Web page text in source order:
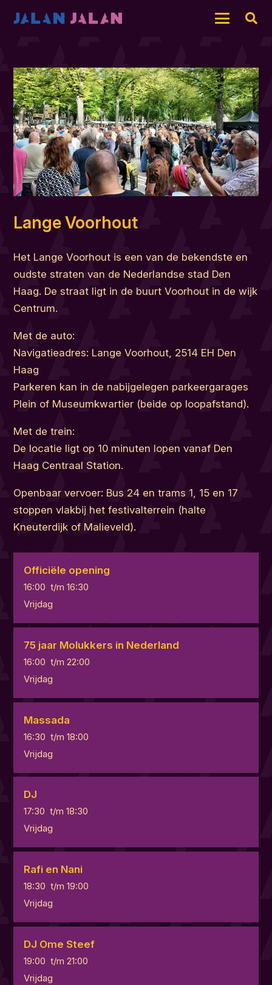
Lange Voorhout
Het Lange Voorhout is een van de bekendste en
oudste straten van de Nederlandse stad Den
Haag. De straat ligt in de buurt Voorhout in de wijk
Centrum.
Met de auto:
Navigatieadres: Lange Voorhout, 2514 EH Den
Haag
Parkeren kan in de nabijgelegen parkeergarages
Plein of Museumkwartier (beide op loopafstand).
Met de trein:
De locatie ligt op 10 minuten lopen vanaf Den
Haag Centraal Station.
Openbaar vervoer: Bus 24 en trams 1, 15 en 17
stoppen vlakbij het festivalterrein (halte
Kneuterdijk of Malieveld).
Officiële opening
16:00 t/m16:30
Vrijdag
75 jaar Molukkers in Nederland
16:00 t/m22:00
Vrijdag
Massada
16:30 t/m18:00
Vrijdag
DJ
17:30 t/m18:30
Vrijdag
Rafi en Nani
18:30 t/m19:00
Vrijdag
DJ Ome Steef
19:00 t/m21:00
Vrijdag